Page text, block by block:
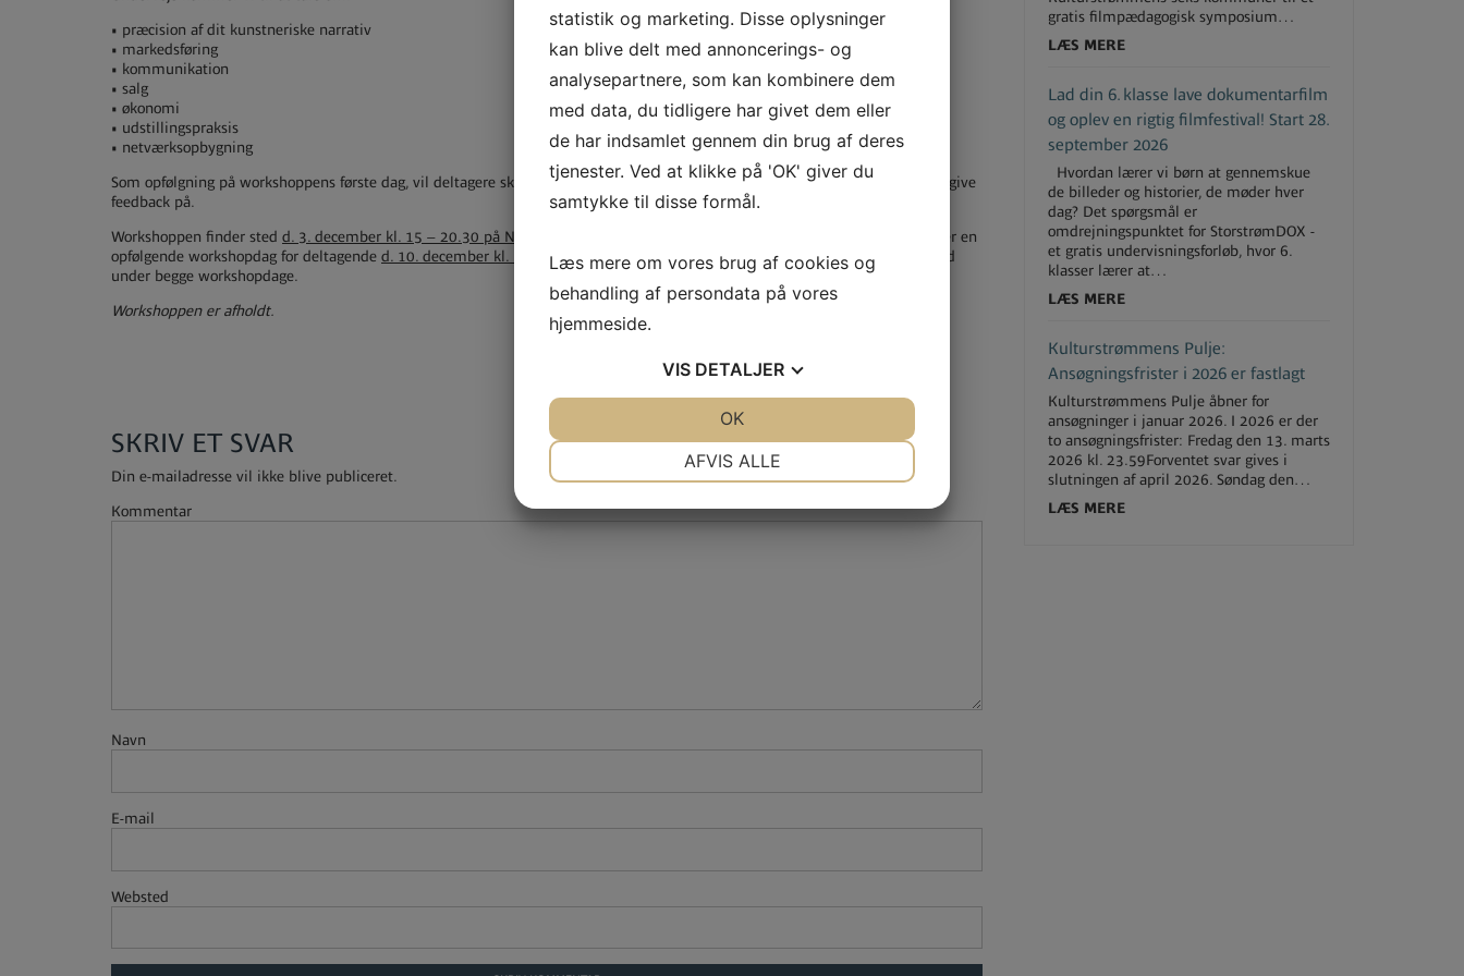
• præcision af dit kunstneriske narrativ
• markedsføring
• kommunikation
• salg
• økonomi
• udstillingspraksis
• netværksopbygning
Som opfølgning på workshoppens første dag, vil deltagere skrive en (fiktiv) fondsansøgning, som vi hjælper hinanden med at give
feedback på.
Workshoppen finder sted d. 3. december kl. 15 – 20.30 på Nykøbing F. Rådhus, Parkvej 37, 4800 Nykøbing F.
. Herudover er der en
opfølgende workshopdag for deltagende d. 10. december kl. 15 – 18.30 , også på Nykøbing F. Rådhus. Vi sørger for et let måltid
under begge workshopdage.
Workshoppen er afholdt.
SKRIV ET SVAR
Din e-mailadresse vil ikke blive publiceret.
Kommentar
Navn
E-mail
Websted
gratis filmpædagogisk symposium…
LÆS MERE
Lad din 6. klasse lave dokumentarfilm
og oplev en rigtig filmfestival! Start 28.
september 2026
Hvordan lærer vi børn at gennemskue
de billeder og historier, de møder hver
dag? Det spørgsmål er
omdrejningspunktet for StorstrømDOX -
et gratis undervisningsforløb, hvor 6.
klasser lærer at…
LÆS MERE
Kulturstrømmens Pulje:
Ansøgningsfrister i 2026 er fastlagt
Kulturstrømmens Pulje åbner for
ansøgninger i januar 2026. I 2026 er der
to ansøgningsfrister: Fredag den 13. marts
2026 kl. 23.59Forventet svar gives i
slutningen af april 2026. Søndag den…
LÆS MERE
statistik og marketing. Disse oplysninger
kan blive delt med annoncerings- og
analysepartnere, som kan kombinere dem
med data, du tidligere har givet dem eller
de har indsamlet gennem din brug af deres
tjenester. Ved at klikke på 'OK' giver du
samtykke til disse formål.
Læs mere om vores brug af cookies og
behandling af persondata på vores
hjemmeside.
VIS DETALJER
AFVIS ALLE
OK